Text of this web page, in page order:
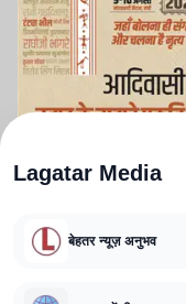
Lagatar Media
बेहतर न्यूज़ अनुभव